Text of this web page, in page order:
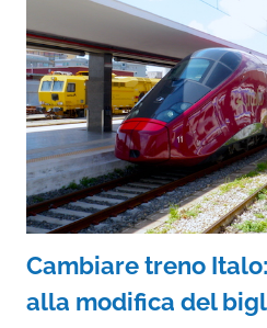
Cambiare treno
alla modifica del